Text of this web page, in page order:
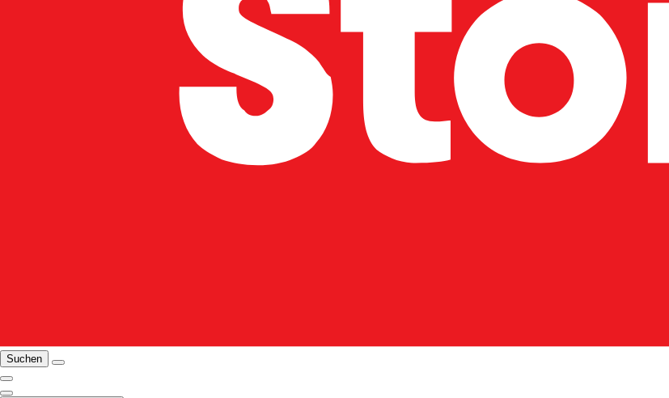
Suchen